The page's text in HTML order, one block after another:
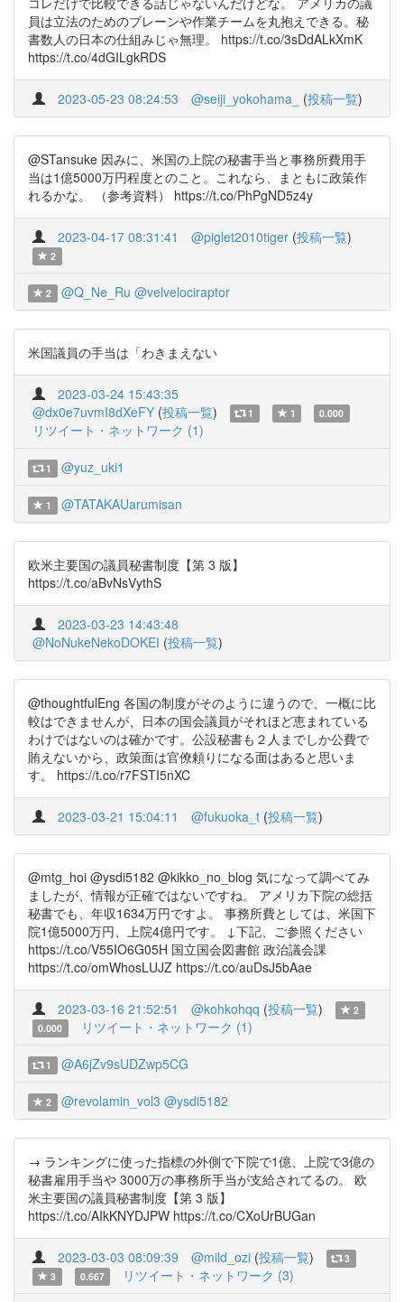
員は立法のためのブレーンや作業チームを丸抱えできる。秘
書数人の日本の仕組みじゃ無理。 https://t.co/3sDdALkXmK
https://t.co/4dGILgkRDS
2023-05-23 08:24:53 @seiji_yokohama_ (投稿一覧)
@STansuke 因みに、米国の上院の秘書手当と事務所費用手
当は1億5000万円程度とのこと。これなら、まともに政策作
れるかな。 （参考資料） https://t.co/PhPgND5z4y
2023-04-17 08:31:41 @piglet2010tiger (投稿一覧)
2
2 @Q_Ne_Ru @velvelociraptor
米国議員の手当は「わきまえない
2023-03-24 15:43:35
@dx0e7uvmI8dXeFY (投稿一覧) 1 1 0.000
リツイート・ネットワーク (1)
1 @yuz_uki1
1 @TATAKAUarumisan
欧米主要国の議員秘書制度【第 3 版】
https://t.co/aBvNsVythS
2023-03-23 14:43:48
@NoNukeNekoDOKEI (投稿一覧)
@thoughtfulEng 各国の制度がそのように違うので、一概に比
較はできませんが、日本の国会議員がそれほど恵まれている
わけではないのは確かです。公設秘書も２人までしか公費で
賄えないから、政策面は官僚頼りになる面はあると思いま
す。 https://t.co/r7FSTI5nXC
2023-03-21 15:04:11 @fukuoka_t (投稿一覧)
@mtg_hoi @ysdi5182 @kikko_no_blog 気になって調べてみ
ましたが、情報が正確ではないですね。 アメリカ下院の総括
秘書でも、年収1634万円ですよ。 事務所費としては、米国下
院1億5000万円、上院4億円です。 ↓下記、ご参照ください
https://t.co/V55IO6G05H 国立国会図書館 政治議会課
https://t.co/omWhosLUJZ https://t.co/auDsJ5bAae
2023-03-16 21:52:51 @kohkohqq (投稿一覧)
2
0.000
リツイート・ネットワーク (1)
1 @A6jZv9sUDZwp5CG
2 @revolamin_vol3 @ysdi5182
→ ランキングに使った指標の外側で下院で1億、上院で3億の
秘書雇用手当や 3000万の事務所手当が支給されてるの。 欧
米主要国の議員秘書制度【第 3 版】
https://t.co/AIkKNYDJPW https://t.co/CXoUrBUGan
2023-03-03 08:09:39 @mild_ozi (投稿一覧)
3
3
0.667 リツイート・ネットワーク (3)